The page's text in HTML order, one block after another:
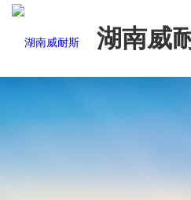
湖南威
司